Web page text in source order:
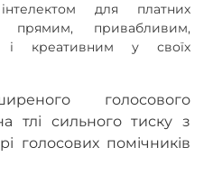
для платних
прямим, привабливим,
і креативним у своїх
голосового
тлі сильного тиску з
голосових помічників